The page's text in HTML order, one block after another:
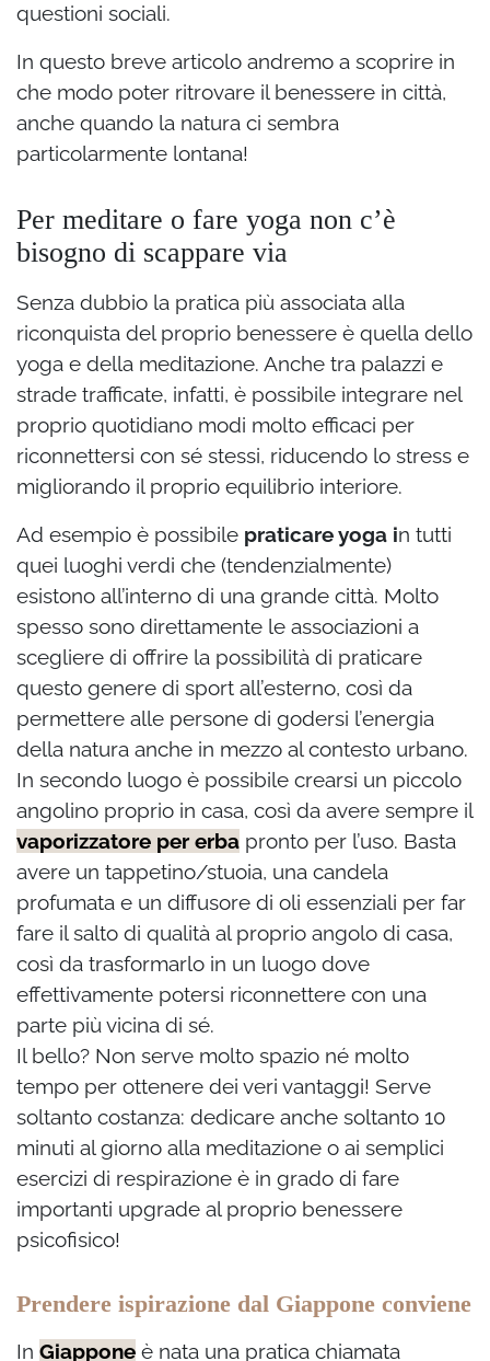
questioni sociali.
In questo breve articolo andremo a scoprire in
che modo poter ritrovare il benessere in città,
anche quando la natura ci sembra
particolarmente lontana!
Per meditare o fare yoga non c’è
bisogno di scappare via
Senza dubbio la pratica più associata alla
riconquista del proprio benessere è quella dello
yoga e della meditazione. Anche tra palazzi e
strade trafficate, infatti, è possibile integrare nel
proprio quotidiano modi molto efficaci per
riconnettersi con sé stessi, riducendo lo stress e
migliorando il proprio equilibrio interiore.
Ad esempio è possibile praticare yoga in tutti
quei luoghi verdi che (tendenzialmente)
esistono all’interno di una grande città. Molto
spesso sono direttamente le associazioni a
scegliere di offrire la possibilità di praticare
questo genere di sport all’esterno, così da
permettere alle persone di godersi l’energia
della natura anche in mezzo al contesto urbano.
In secondo luogo è possibile crearsi un piccolo
angolino proprio in casa, così da avere sempre il
vaporizzatore per erba pronto per l’uso. Basta
avere un tappetino/stuoia, una candela
profumata e un diffusore di oli essenziali per far
fare il salto di qualità al proprio angolo di casa,
così da trasformarlo in un luogo dove
effettivamente potersi riconnettere con una
parte più vicina di sé.
Il bello? Non serve molto spazio né molto
tempo per ottenere dei veri vantaggi! Serve
soltanto costanza: dedicare anche soltanto 10
minuti al giorno alla meditazione o ai semplici
esercizi di respirazione è in grado di fare
importanti upgrade al proprio benessere
psicofisico!
Prendere ispirazione dal Giappone conviene
In Giappone è nata una pratica chiamata